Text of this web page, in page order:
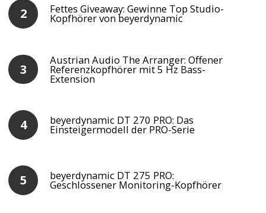
Fettes Giveaway: Gewinne Top Studio-
Kopfhörer von beyerdynamic
Austrian Audio The Arranger: Offener
Referenzkopfhörer mit 5 Hz Bass-
Extension
beyerdynamic DT 270 PRO: Das
Einsteigermodell der PRO-Serie
beyerdynamic DT 275 PRO:
Geschlossener Monitoring-Kopfhörer